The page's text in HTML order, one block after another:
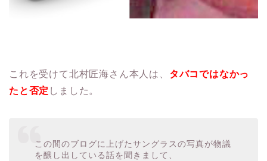
これを受けて北村匠海さん本人は、 タバコではなかっ
たと否定 しました。
この間のブログに上げたサングラスの写真が物議
を醸し出している話を聞きまして、